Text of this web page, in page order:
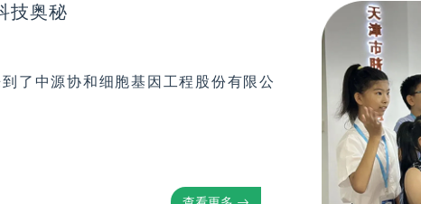
技奥秘
了中源协和细胞基因工程股份有限公